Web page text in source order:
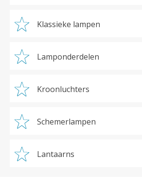
Klassieke lampen
Lamponderdelen
Kroonluchters
Schemerlampen
Lantaarns